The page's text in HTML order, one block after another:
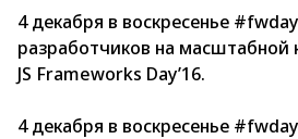
4 декабря в воскресенье
разработчиков на
JS Frameworks Day’16.
4 декабря в воскресенье